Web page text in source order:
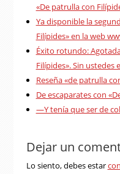
«De patrulla con
Ya disponible la
Filípides» en la web
Éxito rotundo:
Filípides». Sin
Reseña «de patrulla
De escaparates con
—Y tenía que ser de
Dejar un
Lo siento, debes estar